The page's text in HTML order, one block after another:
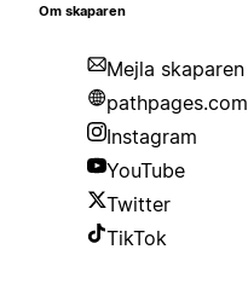
Om skaparen
Mejla skaparen
pathpages.com
Instagram
YouTube
Twitter
TikTok